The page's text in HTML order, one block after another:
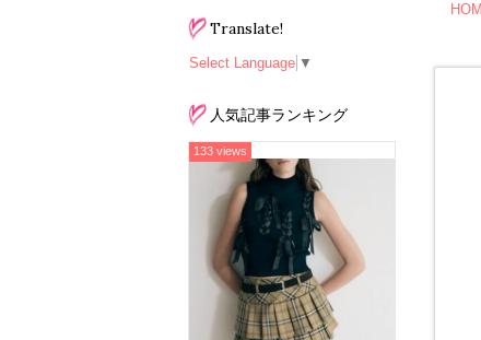
Translate!
Select Language ▼
人気記事ランキング
133 views